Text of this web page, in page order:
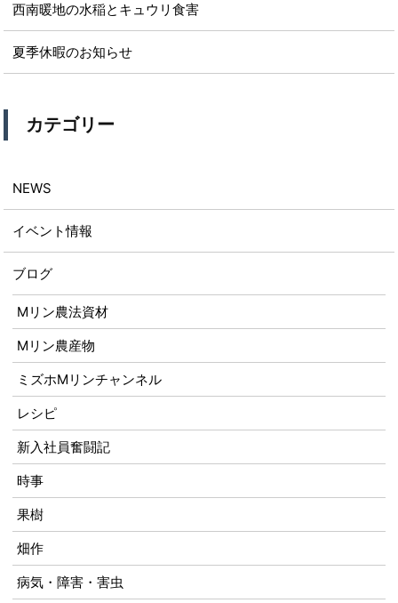
西南暖地の水稲とキュウリ食害
夏季休暇のお知らせ
カテゴリー
NEWS
イベント情報
ブログ
Mリン農法資材
Mリン農産物
ミズホMリンチャンネル
レシピ
新入社員奮闘記
時事
果樹
畑作
病気・障害・害虫